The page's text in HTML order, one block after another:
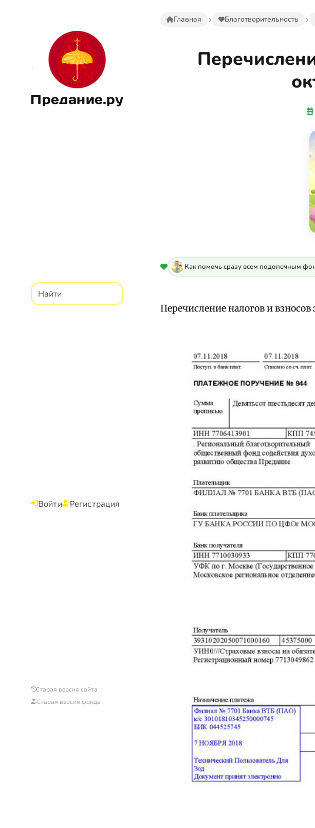
Предание.ру
Войти Регистрация
Старая версия сайта
Старая версия фонда
Главная Благотворительность
Как помочь сразу всем подопечным
Перечисление налогов и взносов